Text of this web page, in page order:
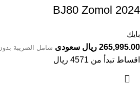
BJ80 Zomol 2024
بايك
265,995.00 ريال سعودى
شامل الضريبة
اقساط تبدأ من 4571 ريال